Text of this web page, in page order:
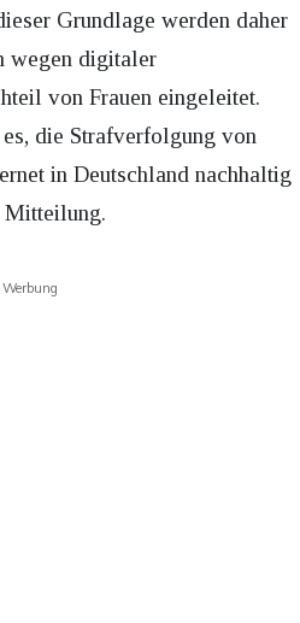
Grundlage werden daher
wegen digitaler
von Frauen eingeleitet.
die Strafverfolgung von
in Deutschland nachhaltig
Mitteilung.
Werbung